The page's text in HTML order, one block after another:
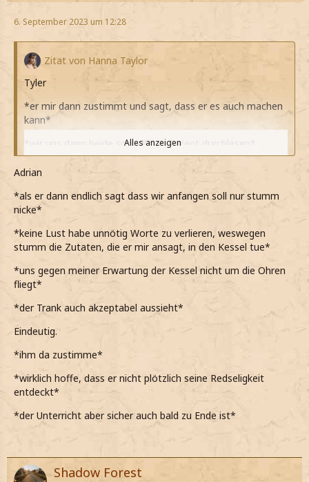
6. September 2023 um 12:28
Zitat von Hanna Taylor
Tyler
*er mir dann zustimmt und sagt, dass er es auch machen
kann*
*wir uns dann beide schnell das Rezept durchlesen*
*er dann eine Weile gar nichts sagt, dass denke, ich muss
*darauf zwar keine Lust habe, aber eine peinliche Stille
trotzdem sehr unangenehm ist*
Also gut, dann fangen wir doch mal...
*nach einer Weile sage und ihm dann die Zutaten vorlese,
die er in den Topf gibt*
*zugeben muss, dass der Zaubertrank danach gar nicht so
schlecht aussieht*
Ich hab's mir schlimmer vorgestellt...
Alles anzeigen
Adrian
*als er dann endlich sagt dass wir anfangen soll nur stumm
nicke*
*keine Lust habe unnötig Worte zu verlieren, weswegen
stumm die Zutaten, die er mir ansagt, in den Kessel tue*
*uns gegen meiner Erwartung der Kessel nicht um die Ohren
fliegt*
*der Trank auch akzeptabel aussieht*
Eindeutig.
*ihm da zustimme*
*wirklich hoffe, dass er nicht plötzlich seine Redseligkeit
entdeckt*
*der Unterricht aber sicher auch bald zu Ende ist*
Shadow Forest